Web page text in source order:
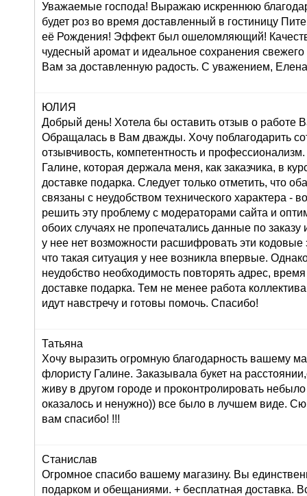
Уважаемые господа! Выражаю искреннюю
будет роз во время доставленный в гостиницу
её Рождения! Эффект был ошеломляющий!
чудесный аромат и идеальное сохранения
Вам за доставленную радость. С уважением,
ЮЛИЯ
Добрый день! Хотела бы оставить отзыв о работе
Обращалась в Вам дважды. Хочу поблагодарить
отзывчивость, компетентность и
Галине, которая держала меня, как заказчика, в
доставке подарка. Следует только отметить, что
связаны с неудобством технического характера -
решить эту проблему с модераторами сайта и
обоих случаях не пропечатались данные по заказу
у нее нет возможности расшифровать эти кодовые
что такая ситуация у нее возникла впервые.
неудобство необходимость повторять адрес,
доставке подарка. Тем не менее работа
идут навстречу и готовы помочь. Спасибо!
Татьяна
Хочу выразить огромную благодарность вашему
флористу Галине. Заказывала букет на
живу в другом городе и проконтролировать
оказалось и ненужно)) все было в лучшем виде.
вам спасибо! !!!
Станислав
Огромное спасибо вашему магазину. Вы
подарком и обещаниями. + бесплатная доставка.